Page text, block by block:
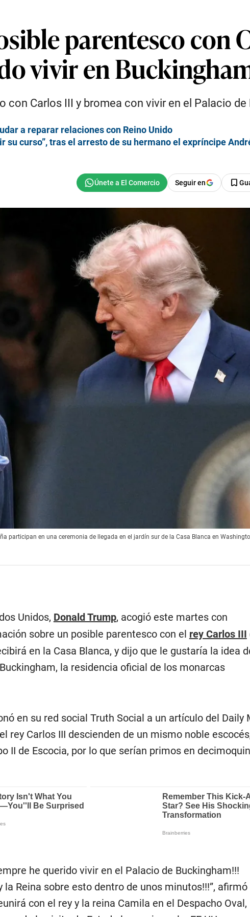
parentesco con
vivir en
con Carlos III y bromea con vivir en el Palacio de
a reparar relaciones con Reino Unido
su curso”, tras el arresto de su hermano el expríncipe
Seguir en
participan en una ceremonia de llegada en el jardín sur de la Casa Blanca en
Unidos, Donald Trump, acogió este martes con
sobre un posible parentesco con el rey Carlos III
en la Casa Blanca, y dijo que le gustaría la idea
la residencia oficial de los monarcas
en su red social Truth Social a un artículo del Daily
rey Carlos III descienden de un mismo noble
II de Escocia, por lo que serían primos en
he querido vivir en el Palacio de Buckingham!!!
y la Reina sobre esto dentro de unos minutos!!!”, afirmó
con el rey y la reina Camila en el Despacho Oval,